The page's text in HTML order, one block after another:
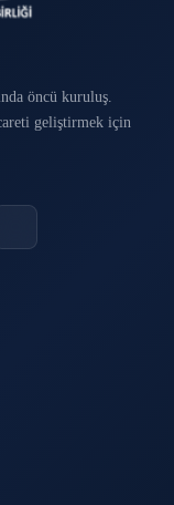
öncü kuruluş.
geliştirmek için